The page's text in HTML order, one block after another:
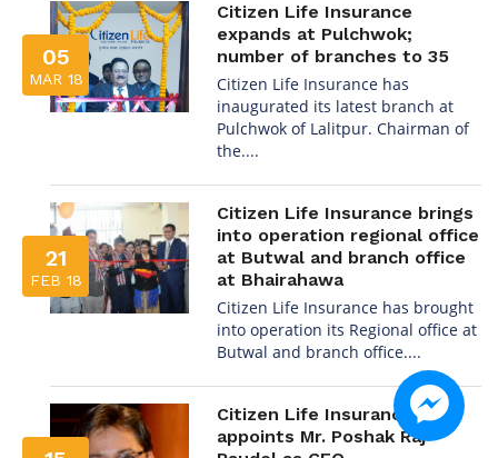
05
MAR 18
Citizen Life Insurance
expands at Pulchwok;
number of branches to 35
Citizen Life Insurance has
inaugurated its latest branch at
Pulchwok of Lalitpur. Chairman of
the....
21
FEB 18
Citizen Life Insurance brings
into operation regional office
at Butwal and branch office
at Bhairahawa
Citizen Life Insurance has brought
into operation its Regional office at
Butwal and branch office....
Citizen Life Insurance
appoints Mr. Poshak Raj